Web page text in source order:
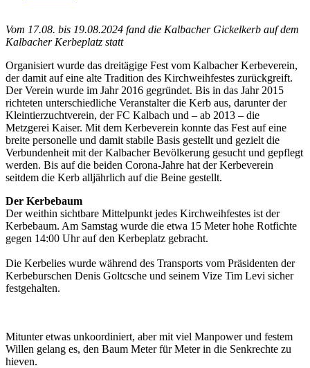
Vom 17.08. bis 19.08.2024 fand die Kalbacher Gickelkerb auf dem
Kalbacher Kerbeplatz statt
Organisiert wurde das dreitägige Fest vom Kalbacher Kerbeverein,
der damit auf eine alte Tradition des Kirchweihfestes zurückgreift.
Der Verein wurde im Jahr 2016 gegründet. Bis in das Jahr 2015
richteten unterschiedliche Veranstalter die Kerb aus, darunter der
Kleintierzuchtverein, der FC Kalbach und – ab 2013 – die
Metzgerei Kaiser. Mit dem Kerbeverein konnte das Fest auf eine
breite personelle und damit stabile Basis gestellt und gezielt die
Verbundenheit mit der Kalbacher Bevölkerung gesucht und gepflegt
werden. Bis auf die beiden Corona-Jahre hat der Kerbeverein
seitdem die Kerb alljährlich auf die Beine gestellt.
Der Kerbebaum
Der weithin sichtbare Mittelpunkt jedes Kirchweihfestes ist der
Kerbebaum. Am Samstag wurde die etwa 15 Meter hohe Rotfichte
gegen 14:00 Uhr auf den Kerbeplatz gebracht.
Die Kerbelies wurde während des Transports vom Präsidenten der
Kerbeburschen Denis Goltcsche und seinem Vize Tim Levi sicher
festgehalten.
Mitunter etwas unkoordiniert, aber mit viel Manpower und festem
Willen gelang es, den Baum Meter für Meter in die Senkrechte zu
hieven.